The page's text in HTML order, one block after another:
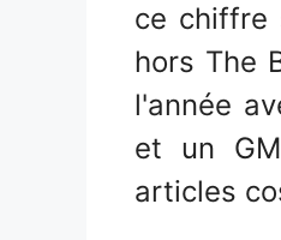
ce chiffre
hors The
l'année
et un
articles